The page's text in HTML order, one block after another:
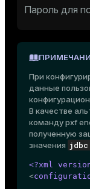
Пароль для
При
данные
В качестве
командуpxf
полученную
значения
<?xml
<